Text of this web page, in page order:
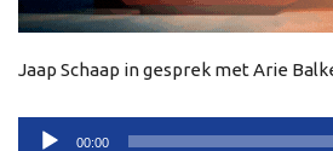
Jaap Schaap in gesprek met Arie
Audiospeler
00:00